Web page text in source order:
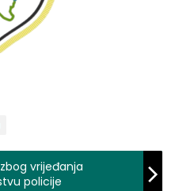
vrijeđanja
policije